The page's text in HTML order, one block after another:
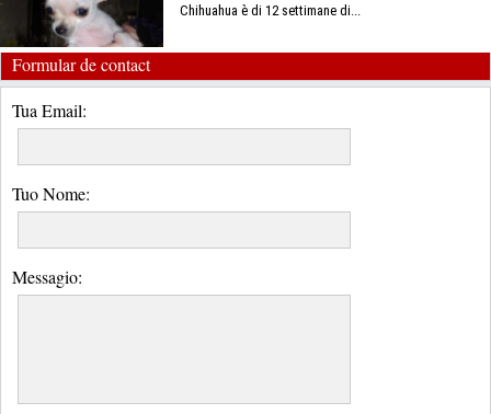
Chihuahua è di 12 settimane di...
Formular de contact
Tua Email:
Tuo Nome:
Messagio: